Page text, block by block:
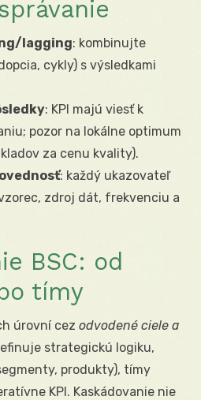
lagging: kombinujte
cykly) s výsledkami
: KPI majú viesť k
pozor na lokálne optimum
za cenu kvality).
: každý ukazovateľ
zdroj dát, frekvenciu a
BSC: od
tímy
úrovní cez odvodené ciele a
strategickú logiku,
produkty), tímy
KPI. Kaskádovanie nie